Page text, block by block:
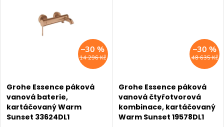
14 296 Kč
–30 %
Grohe Essence páková
vanová baterie,
kartáčovaný Warm
Sunset 33624DL1
48 635 Kč
–30 %
Grohe Essence páková
vanová čtyřotvorová
kombinace, kartáčovaný
Warm Sunset 19578DL1